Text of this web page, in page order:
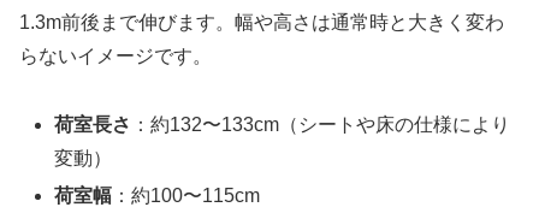
1.3m前後まで伸びます。幅や高さは通常時と大きく変わ
らないイメージです。
荷室長さ ：約132〜133cm（シートや床の仕様により
変動）
荷室幅 ：約100〜115cm